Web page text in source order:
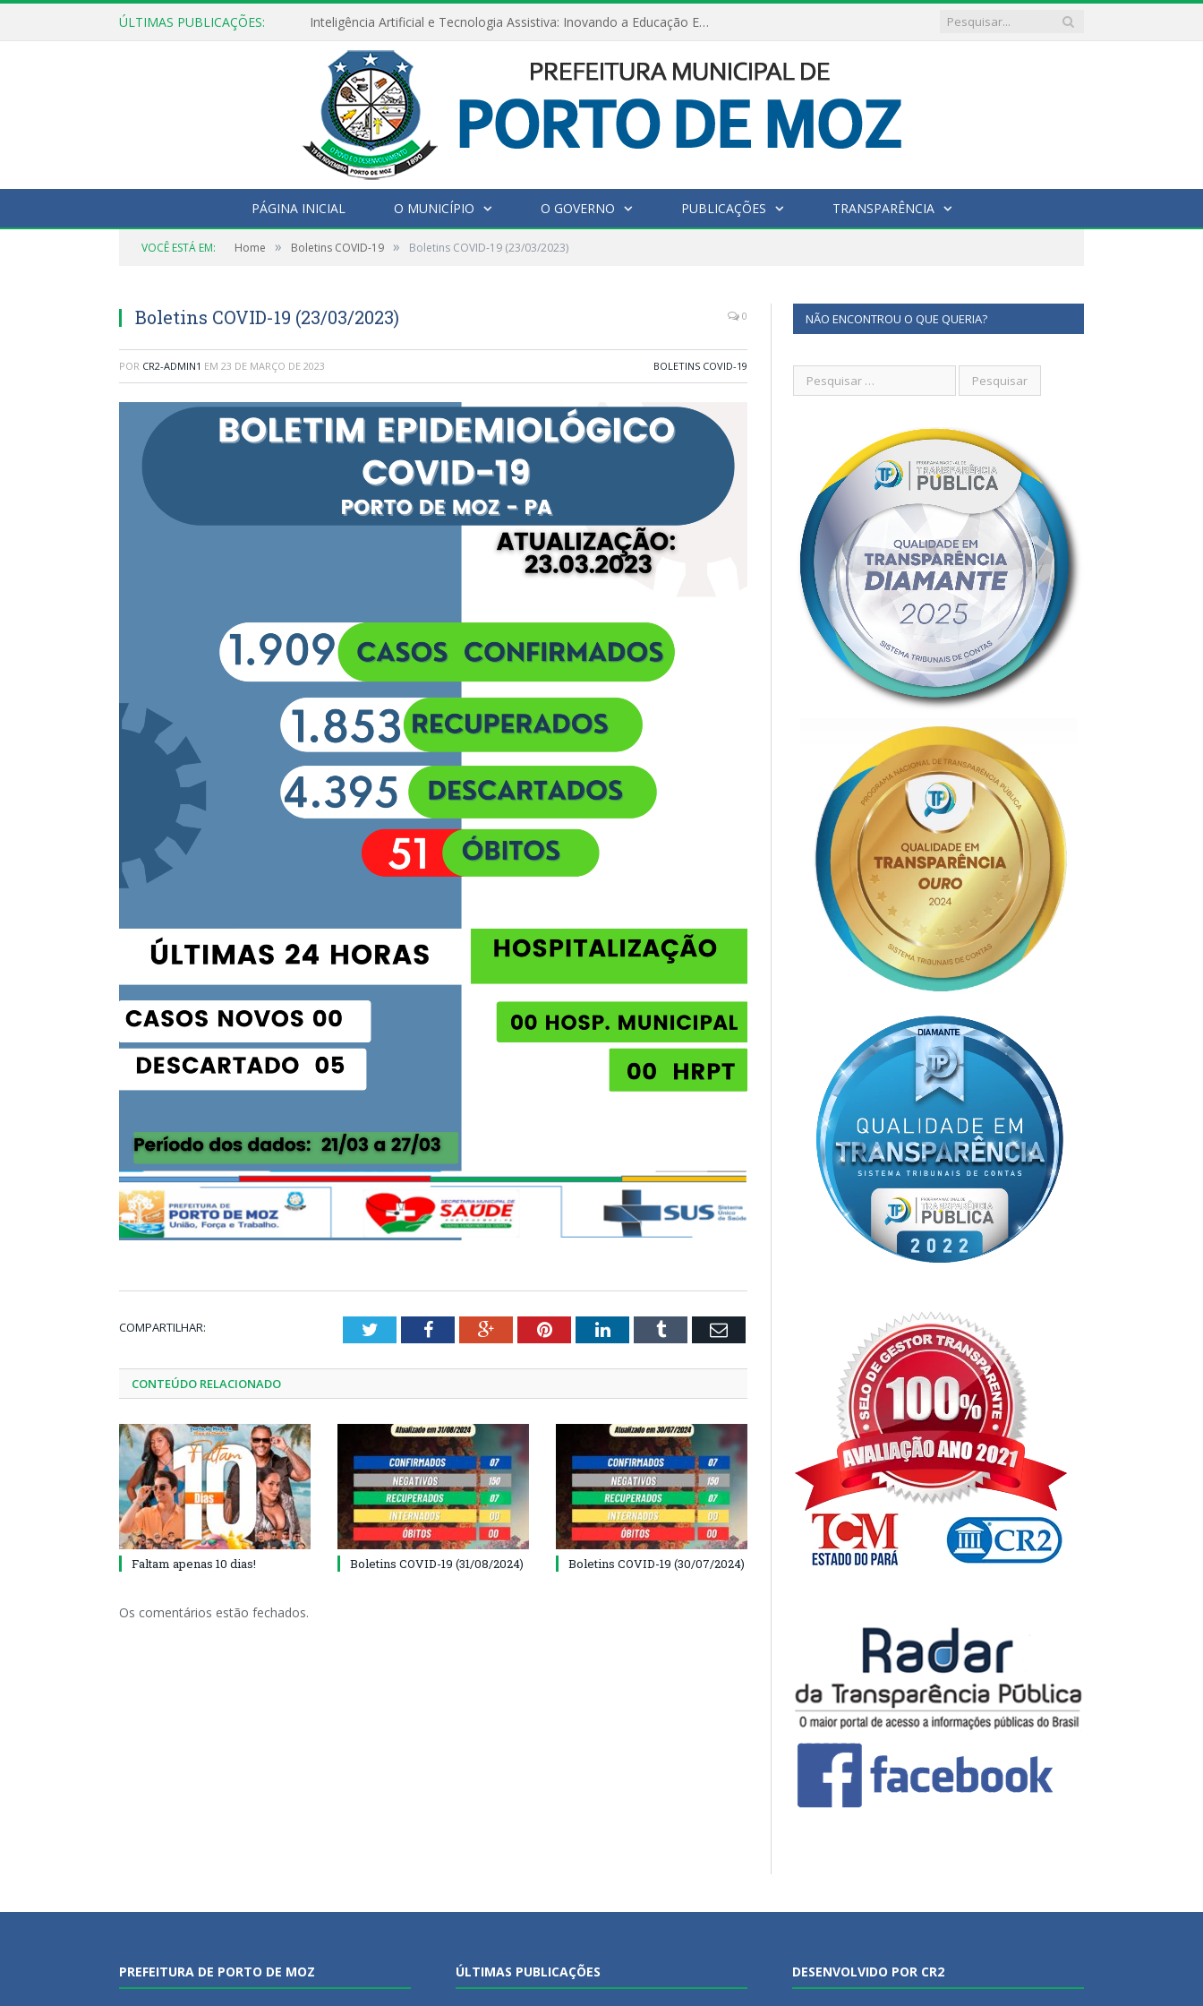
ÚLTIMAS PUBLICAÇÕES: Inteligência Artificial e Tecnologia Assistiva: Inovando a Educação Especial e Inclusiva
PÁGINA INICIAL O MUNICÍPIO O GOVERNO PUBLICAÇÕES TRANSPARÊNCIA
VOCÊ ESTÁ EM: Home » Boletins COVID-19 » Boletins COVID-19 (23/03/2023)
Boletins COVID-19 (23/03/2023) 0
POR CR2-ADMIN1 EM 23 DE MARÇO DE 2023 BOLETINS COVID-19
COMPARTILHAR: TwitterFacebookGoogle+PinterestLinkedInTumblr Email
CONTEÚDO RELACIONADO
Faltam apenas 10 dias! Boletins COVID-19 (31/08/2024) Boletins COVID-19 (30/07/2024)
Os comentários estão fechados.
NÃO ENCONTROU O QUE QUERIA?
PREFEITURA DE PORTO DE MOZ ÚLTIMAS PUBLICAÇÕES DESENVOLVIDO POR CR2